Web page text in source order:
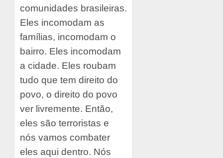
comunidades brasileiras.
Eles incomodam as
famílias, incomodam o
bairro. Eles incomodam
a cidade. Eles roubam
tudo que tem direito do
povo, o direito do povo
ver livremente. Então,
eles são terroristas e
nós vamos combater
eles aqui dentro. Nós